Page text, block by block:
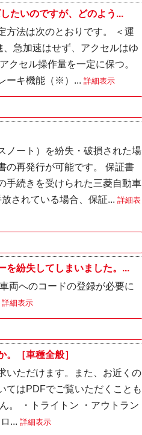
たいのですが、どのよう...
方法は次のとおりです。 ＜運
急加速はせず、アクセルはゆ
クセル操作量を一定に保つ。
ーキ機能（※）... 詳細表示
ノート）を紛失・破損された場
の再発行が可能です。 保証書
手続きを受けられた三菱自動車
されている場合、保証... 詳細表
を紛失してしまいました。...
両へのコードの登録が必要に
詳細表示
［車種全般］
いただけます。また、お近くの
てはPDFでご覧いただくことも
。 ・トライトン ・アウトラン
... 詳細表示